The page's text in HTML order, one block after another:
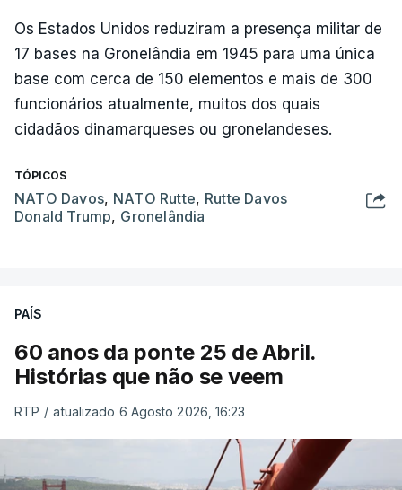
Os Estados Unidos reduziram a presença militar de
17 bases na Gronelândia em 1945 para uma única
base com cerca de 150 elementos e mais de 300
funcionários atualmente, muitos dos quais
cidadãos dinamarqueses ou gronelandeses.
TÓPICOS
NATO Davos, NATO Rutte, Rutte Davos
Donald Trump, Gronelândia
PAÍS
60 anos da ponte 25 de Abril.
Histórias que não se veem
RTP / atualizado 6 Agosto 2026, 16:23